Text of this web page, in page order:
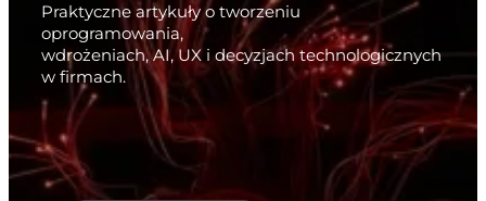
Praktyczne artykuły o tworzeniu
oprogramowania,
wdrożeniach, AI, UX i decyzjach technologicznych
w firmach.